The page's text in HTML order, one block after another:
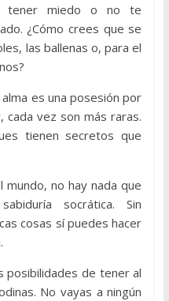
tener miedo o no te
¿Cómo crees que se
las ballenas o, para el
es una posesión por
cada vez son más raras.
tienen secretos que
no hay nada que
socrática. Sin
cosas sí puedes hacer
posibilidades de tener al
No vayas a ningún